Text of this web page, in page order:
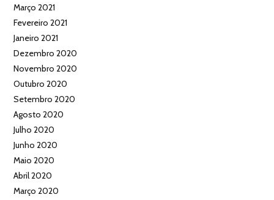
Março 2021
Fevereiro 2021
Janeiro 2021
Dezembro 2020
Novembro 2020
Outubro 2020
Setembro 2020
Agosto 2020
Julho 2020
Junho 2020
Maio 2020
Abril 2020
Março 2020